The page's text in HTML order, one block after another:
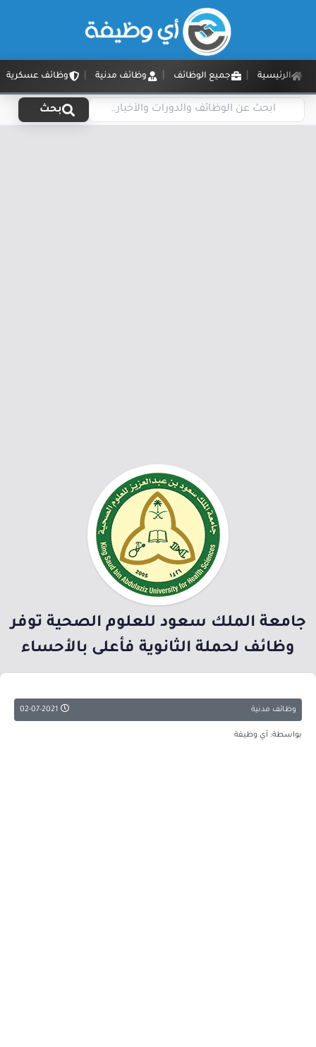
الرئيسية جميع الوظائف وظائف مدنية وظائف عسكرية
بحث
جامعة الملك سعود للعلوم الصحية توفر
وظائف لحملة الثانوية فأعلى بالأحساء
وظائف مدنية
بواسطة: أي وظيفة